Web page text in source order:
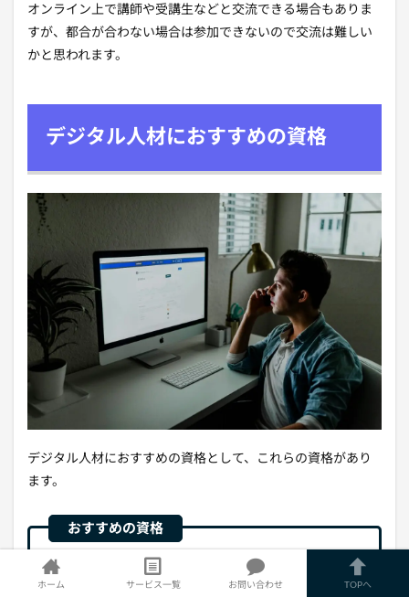
オンライン上で講師や受講生などと交流できる場合もありま
すが、都合が合わない場合は参加できないので交流は難しい
かと思われます。
デジタル人材におすすめの資格
デジタル人材におすすめの資格として、これらの資格があり
ます。
ホーム サービス一覧 お問い合わせ TOPへ